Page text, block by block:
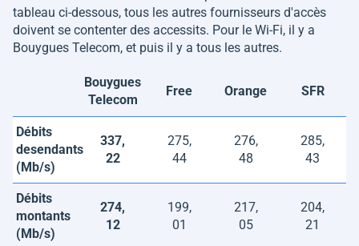
tableau ci-dessous, tous les autres fournisseurs d'accès
doivent se contenter des accessits. Pour le Wi-Fi, il y a
Bouygues Telecom, et puis il y a tous les autres.
Bouygues
Telecom
Free Orange SFR
Débits
desendants
(Mb/s)
337,
22
275,
44
276,
48
285,
43
Débits
montants
(Mb/s)
274,
12
199,
01
217,
05
204,
21